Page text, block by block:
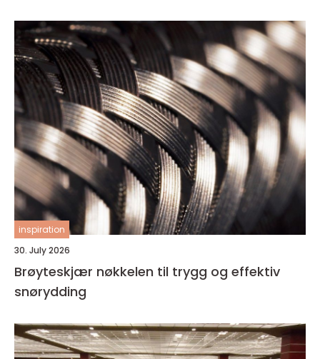
inspiration
30. July 2026
Brøyteskjær nøkkelen til trygg og effektiv
snørydding